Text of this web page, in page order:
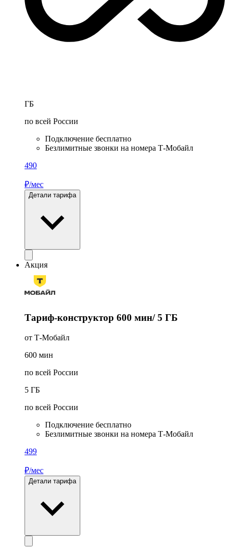
ГБ
по всей России
Подключение бесплатно
Безлимитные звонки на номера Т‑Мобайл
490
₽/мес
Детали тарифа
Акция
Тариф-конструктор 600 мин/ 5 ГБ
от Т‑Мобайл
600 мин
по всей России
5 ГБ
по всей России
Подключение бесплатно
Безлимитные звонки на номера Т‑Мобайл
499
₽/мес
Детали тарифа